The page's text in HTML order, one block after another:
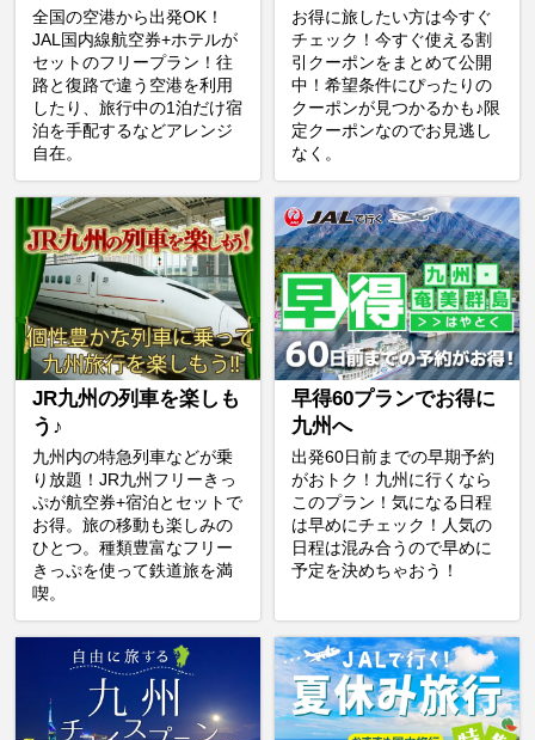
全国の空港から出発OK！
JAL国内線航空券+ホテルが
セットのフリープラン！往
路と復路で違う空港を利用
したり、旅行中の1泊だけ宿
泊を手配するなどアレンジ
自在。
お得に旅したい方は今すぐ
チェック！今すぐ使える割
引クーポンをまとめて公開
中！希望条件にぴったりの
クーポンが見つかるかも♪限
定クーポンなのでお見逃し
なく。
JR九州の列車を楽しも
う♪
九州内の特急列車などが乗
り放題！JR九州フリーきっ
ぷが航空券+宿泊とセットで
お得。旅の移動も楽しみの
ひとつ。種類豊富なフリー
きっぷを使って鉄道旅を満
喫。
早得60プランでお得に
九州へ
出発60日前までの早期予約
がおトク！九州に行くなら
このプラン！気になる日程
は早めにチェック！人気の
日程は混み合うので早めに
予定を決めちゃおう！